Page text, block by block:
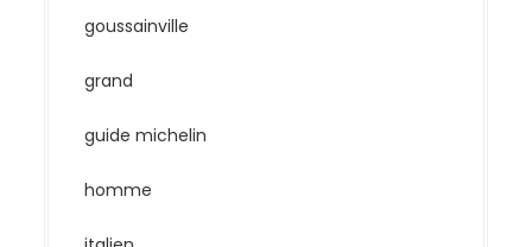
goussainville
grand
guide michelin
homme